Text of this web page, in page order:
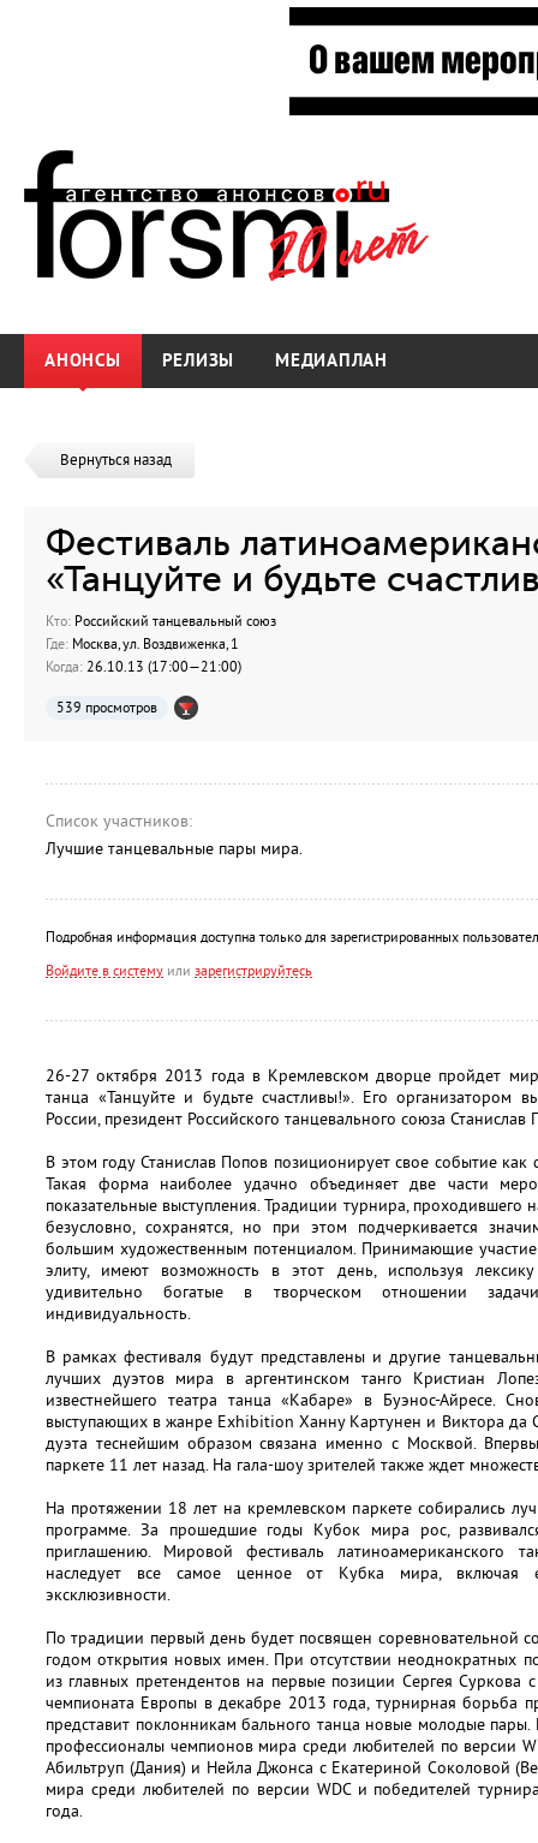
АНОНСЫ РЕЛИЗЫ МЕДИАПЛАН
Вернуться назад
Фестиваль
«Танцуйте и будьте
Кто: Российский танцевальный союз
Где: Москва, ул. Воздвиженка, 1
Когда: 26.10.13 (17:00—21:00)
539 просмотров
Список участников:
Лучшие танцевальные пары мира.
Подробная информация доступна только для зарегистрированных
Войдите в систему или зарегистрируйтесь
26-27 октября 2013 года в Кремлевском дворце пройдет
танца «Танцуйте и будьте счастливы!». Его организатором
России, президент Российского танцевального союза Станислав
В этом году Станислав Попов позиционирует свое событие как
Такая форма наиболее удачно объединяет две части
показательные выступления. Традиции турнира,
безусловно, сохранятся, но при этом подчеркивается
большим художественным потенциалом. Принимающие
элиту, имеют возможность в этот день, используя
удивительно богатые в творческом отношении
индивидуальность.
В рамках фестиваля будут представлены и другие
лучших дуэтов мира в аргентинском танго Кристиан
известнейшего театра танца «Кабаре» в Буэнос-Айресе.
выступающих в жанре Exhibition Ханну Картунен и Виктора да
дуэта теснейшим образом связана именно с Москвой.
паркете 11 лет назад. На гала-шоу зрителей также ждет
На протяжении 18 лет на кремлевском паркете собирались
программе. За прошедшие годы Кубок мира рос,
приглашению. Мировой фестиваль латиноамериканского
наследует все самое ценное от Кубка мира, включая
эксклюзивности.
По традиции первый день будет посвящен соревновательной
годом открытия новых имен. При отсутствии неоднократных
из главных претендентов на первые позиции Сергея Суркова
чемпионата Европы в декабре 2013 года, турнирная борьба
представит поклонникам бального танца новые молодые
профессионалы чемпионов мира среди любителей по версии
Абильтруп (Дания) и Нейла Джонса с Екатериной Соколовой
мира среди любителей по версии WDC и победителей
года.